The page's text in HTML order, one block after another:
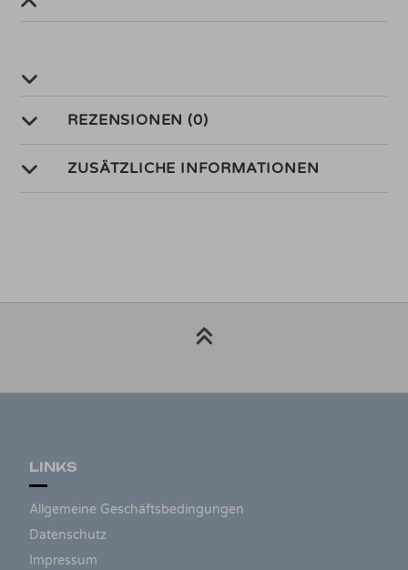
REZENSIONEN (0)
ZUSÄTZLICHE INFORMATIONEN
LINKS
Allgemeine Geschäftsbedingungen
Datenschutz
Impressum